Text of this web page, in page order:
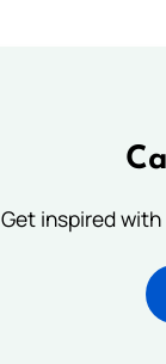
Get inspired